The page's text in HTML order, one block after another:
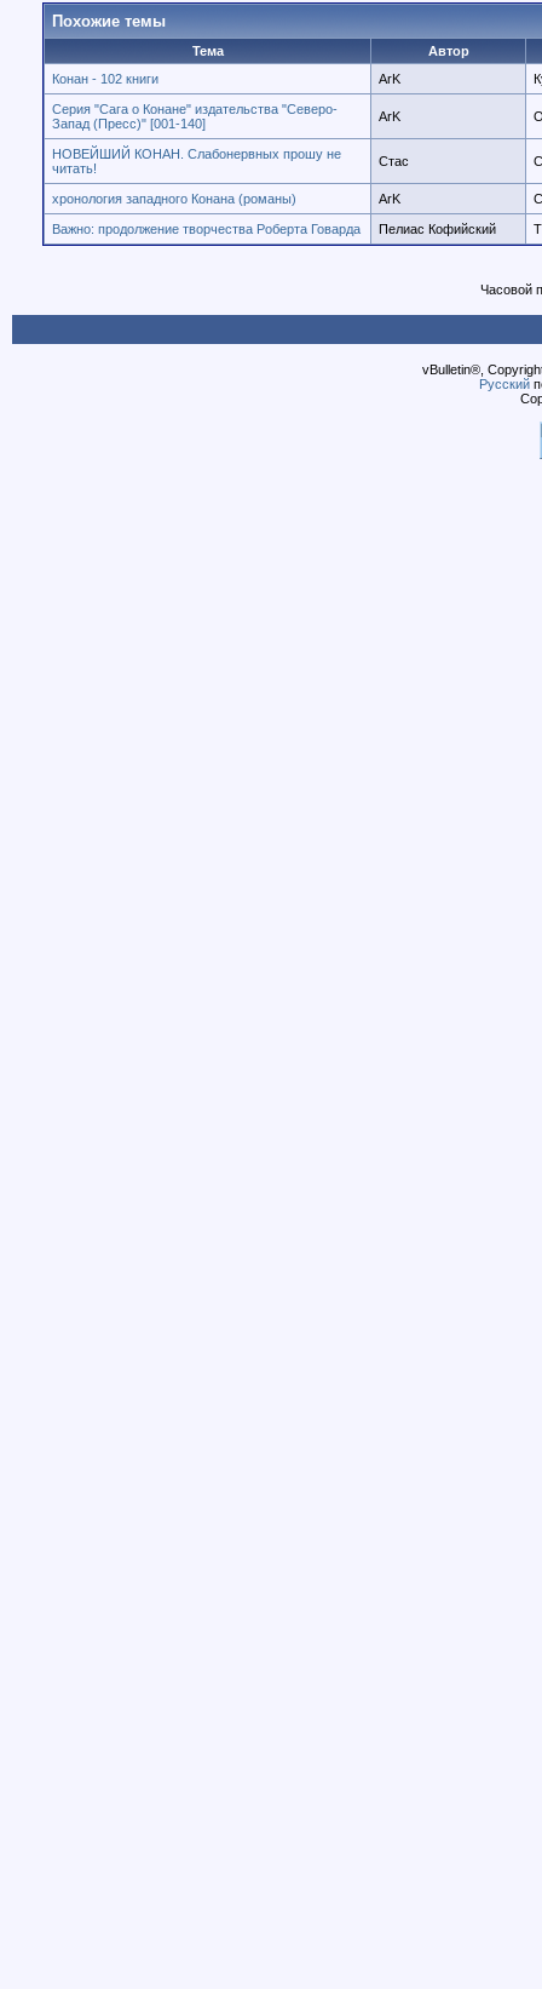
Похожие темы
Тема
Автор
Конан - 102 книги
ArK
Серия "Сага о Конане" издательства "Северо-
Запад (Пресс)" [001-140]
ArK
НОВЕЙШИЙ КОНАН. Слабонервных прошу не
читать!
Стас
хронология западного Конана (романы) ArK
Важно: продолжение творчества Роберта Говарда Пелиас Кофийский
Часовой
vBulletin®,
Русский